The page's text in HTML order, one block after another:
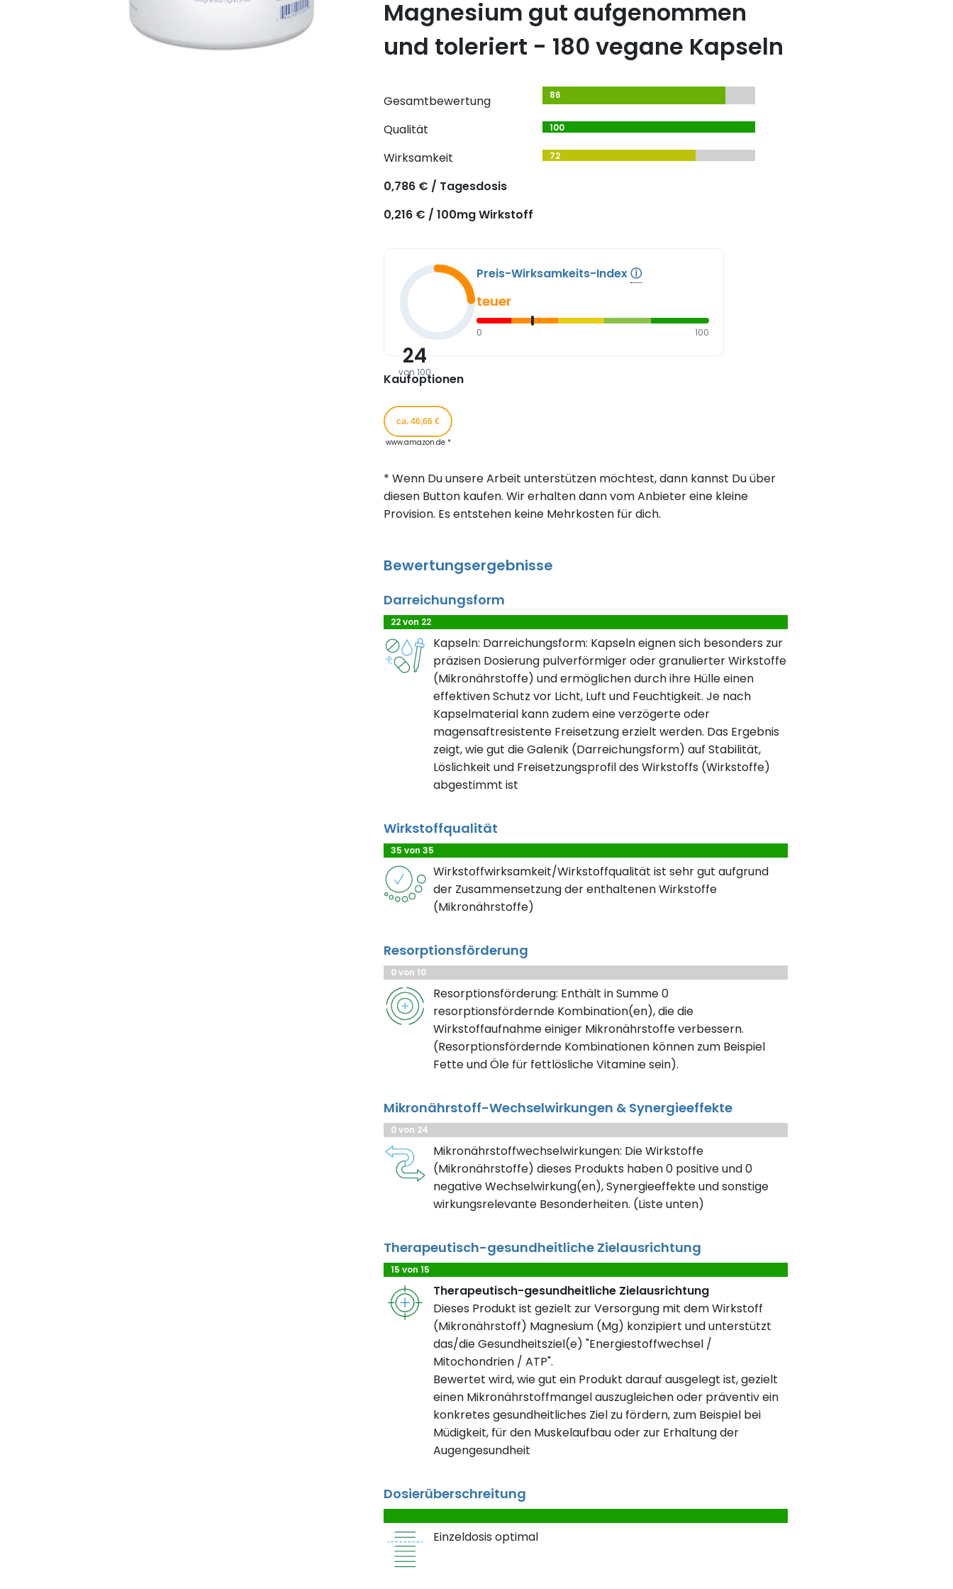
Magnesium gut aufgenommen
und toleriert - 180 vegane Kapseln
Gesamtbewertung 86
Qualität 100
Wirksamkeit 72
0,786 € / Tagesdosis
0,216 € / 100mg Wirkstoff
24
von 100
Preis-Wirksamkeits-Indexⓘ
teuer
0 100
Kaufoptionen
ca. 46,66 €
www.amazon.de *
* Wenn Du unsere Arbeit unterstützen möchtest, dann kannst Du über
diesen Button kaufen. Wir erhalten dann vom Anbieter eine kleine
Provision. Es entstehen keine Mehrkosten für dich.
Bewertungsergebnisse
Darreichungsform
22 von 22
Kapseln: Darreichungsform: Kapseln eignen sich besonders zur
präzisen Dosierung pulverförmiger oder granulierter Wirkstoffe
(Mikronährstoffe) und ermöglichen durch ihre Hülle einen
effektiven Schutz vor Licht, Luft und Feuchtigkeit. Je nach
Kapselmaterial kann zudem eine verzögerte oder
magensaftresistente Freisetzung erzielt werden. Das Ergebnis
zeigt, wie gut die Galenik (Darreichungsform) auf Stabilität,
Löslichkeit und Freisetzungsprofil des Wirkstoffs (Wirkstoffe)
abgestimmt ist
Wirkstoffqualität
35 von 35
Wirkstoffwirksamkeit/Wirkstoffqualität ist sehr gut aufgrund
der Zusammensetzung der enthaltenen Wirkstoffe
(Mikronährstoffe)
Resorptionsförderung
0 von 10
Resorptionsförderung: Enthält in Summe 0
resorptionsfördernde Kombination(en), die die
Wirkstoffaufnahme einiger Mikronährstoffe verbessern.
(Resorptionsfördernde Kombinationen können zum Beispiel
Fette und Öle für fettlösliche Vitamine sein).
Mikronährstoff-Wechselwirkungen & Synergieeffekte
0 von 24
Mikronährstoffwechselwirkungen: Die Wirkstoffe
(Mikronährstoffe) dieses Produkts haben 0 positive und 0
negative Wechselwirkung(en), Synergieeffekte und sonstige
wirkungsrelevante Besonderheiten. (Liste unten)
Therapeutisch-gesundheitliche Zielausrichtung
15 von 15
Therapeutisch-gesundheitliche Zielausrichtung
Dieses Produkt ist gezielt zur Versorgung mit dem Wirkstoff
(Mikronährstoff) Magnesium (Mg) konzipiert und unterstützt
das/die Gesundheitsziel(e) "Energiestoffwechsel /
Mitochondrien / ATP".
Bewertet wird, wie gut ein Produkt darauf ausgelegt ist, gezielt
einen Mikronährstoffmangel auszugleichen oder präventiv ein
konkretes gesundheitliches Ziel zu fördern, zum Beispiel bei
Müdigkeit, für den Muskelaufbau oder zur Erhaltung der
Augengesundheit
Dosierüberschreitung
Einzeldosis optimal